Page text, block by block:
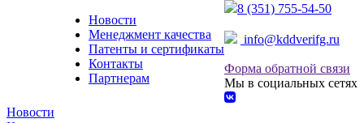
Новости
Менеджмент качества
Патенты и сертификаты
Контакты
Партнерам
8 (351) 755-54-50
info@kddverifg.ru
Форма обратной связи
Мы в социальных сетях
Новости